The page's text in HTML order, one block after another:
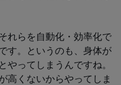
れらを自動化・効率化で
す。というのも、身体が
やってしまうんですね。
高くないからやってしま